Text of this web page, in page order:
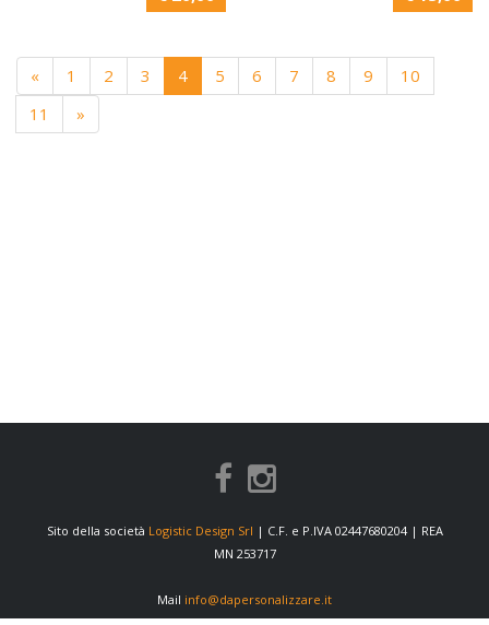
« 1 2 3 4 5 6 7 8 9
10
11
»
Sito della società Logistic Design Srl | C.F. e P.IVA 02447680204 | REA
MN 253717
Mail info@dapersonalizzare.it